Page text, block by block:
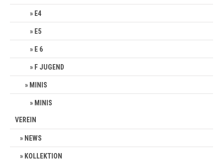
E4
E5
E 6
F JUGEND
MINIS
MINIS
VEREIN
NEWS
KOLLEKTION